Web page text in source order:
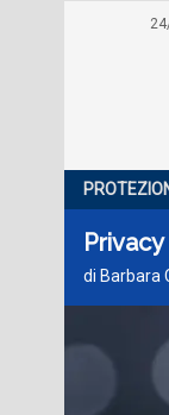
di Barbara